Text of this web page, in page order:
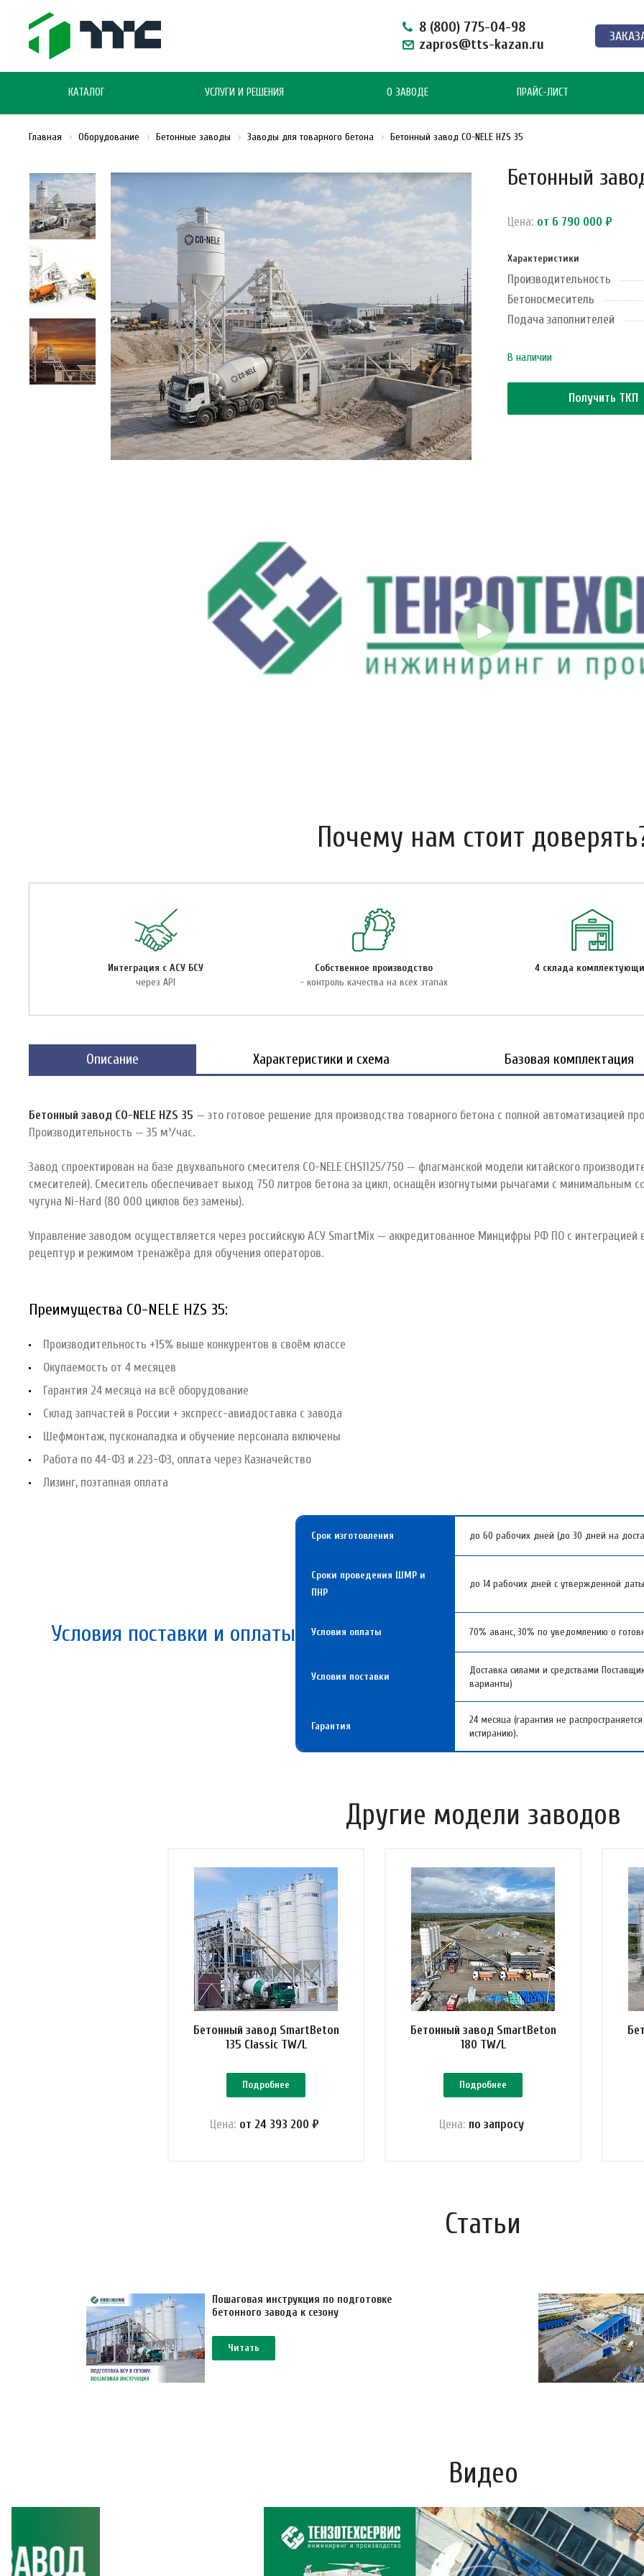
8 (800) 775-04-98
zapros@tts-kazan.ru
КАТАЛОГ УСЛУГИ И РЕШЕНИЯ О ЗАВОДЕ ПРАЙС-ЛИСТ
Главная Оборудование Бетонные заводы Заводы для товарного бетона Бетонный завод CO-NELE HZS 35
Бетонный
Цена: от 6 790 000 ₽
Характеристики
Производительность
Бетоносмеситель
Подача заполнителей
В наличии
Получить ТКП
Почему нам стоит
Интеграция с АСУ БСУ
через API
Собственное производство
- контроль качества на всех этапах
4 склада
Описание Характеристики и схема Базовая комплектация
Бетонный завод CO-NELE HZS 35 — это готовое решение для производства товарного бетона с полной автоматизацией
Производительность — 35 м³/час.
Завод спроектирован на базе двухвального смесителя CO-NELE CHS1125/750 — флагманской модели китайского
смесителей). Смеситель обеспечивает выход 750 литров бетона за цикл, оснащён изогнутыми рычагами с минимальным
чугуна Ni-Hard (80 000 циклов без замены).
Управление заводом осуществляется через российскую АСУ SmartMix — аккредитованное Минцифры РФ ПО с интеграцией
рецептур и режимом тренажёра для обучения операторов.
Преимущества CO-NELE HZS 35:
Производительность +15% выше конкурентов в своём классе
Окупаемость от 4 месяцев
Гарантия 24 месяца на всё оборудование
Склад запчастей в России + экспресс-авиадоставка с завода
Шефмонтаж, пусконаладка и обучение персонала включены
Работа по 44-ФЗ и 223-ФЗ, оплата через Казначейство
Лизинг, поэтапная оплата
Условия поставки и оплаты
Срок изготовления до 60 рабочих дней (до 30 дней на
Сроки проведения ШМР и
ПНР
до 14 рабочих дней с утвержденной
Условия оплаты 70% аванс, 30% по уведомлению о
Условия поставки
Доставка силами и средствами
варианты)
Гарантия
24 месяца (гарантия не
истиранию).
Другие модели заводов
Бетонный завод SmartBeton
135 Classic TW/L
Подробнее
Цена: от 24 393 200 ₽
Бетонный завод SmartBeton
180 TW/L
Подробнее
Цена: по запросу
Статьи
Пошаговая инструкция по подготовке
бетонного завода к сезону
Читать
Видео